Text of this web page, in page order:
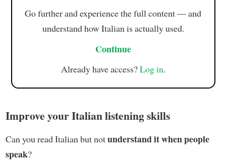
Go further and experience the full content — and
understand how Italian is actually used.
Continue
Already have access?Log in.
Improve your Italian listening skills
Can you read Italian but notunderstand it when people
speak?